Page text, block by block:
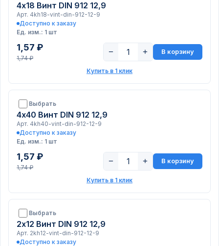
4х18 Винт DIN 912 12,9
Арт. 4kh18-vint-din-912-12-9
Доступно к заказу
Ед. изм.: 1 шт
1,57 ₽
1,74 ₽
− + В корзину
Купить в 1 клик
Выбрать
4х40 Винт DIN 912 12,9
Арт. 4kh40-vint-din-912-12-9
Доступно к заказу
Ед. изм.: 1 шт
1,57 ₽
1,74 ₽
− + В корзину
Купить в 1 клик
Выбрать
2х12 Винт DIN 912 12,9
Арт. 2kh12-vint-din-912-12-9
Доступно к заказу